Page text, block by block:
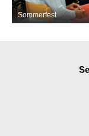
Sommerfest